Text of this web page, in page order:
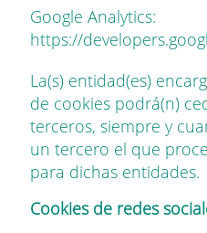
Google Analytics:
https://
La(s) entidad(es)
de cookies podrá(n)
terceros, siempre y
un tercero el que
para dichas entidades.
Cookies de redes